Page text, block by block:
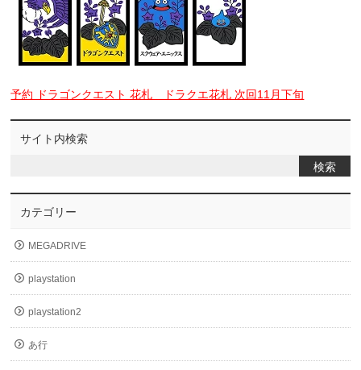
予約 ドラゴンクエスト 花札 ドラクエ花札 次回11月下旬
サイト内検索
カテゴリー
MEGADRIVE
playstation
playstation2
あ行